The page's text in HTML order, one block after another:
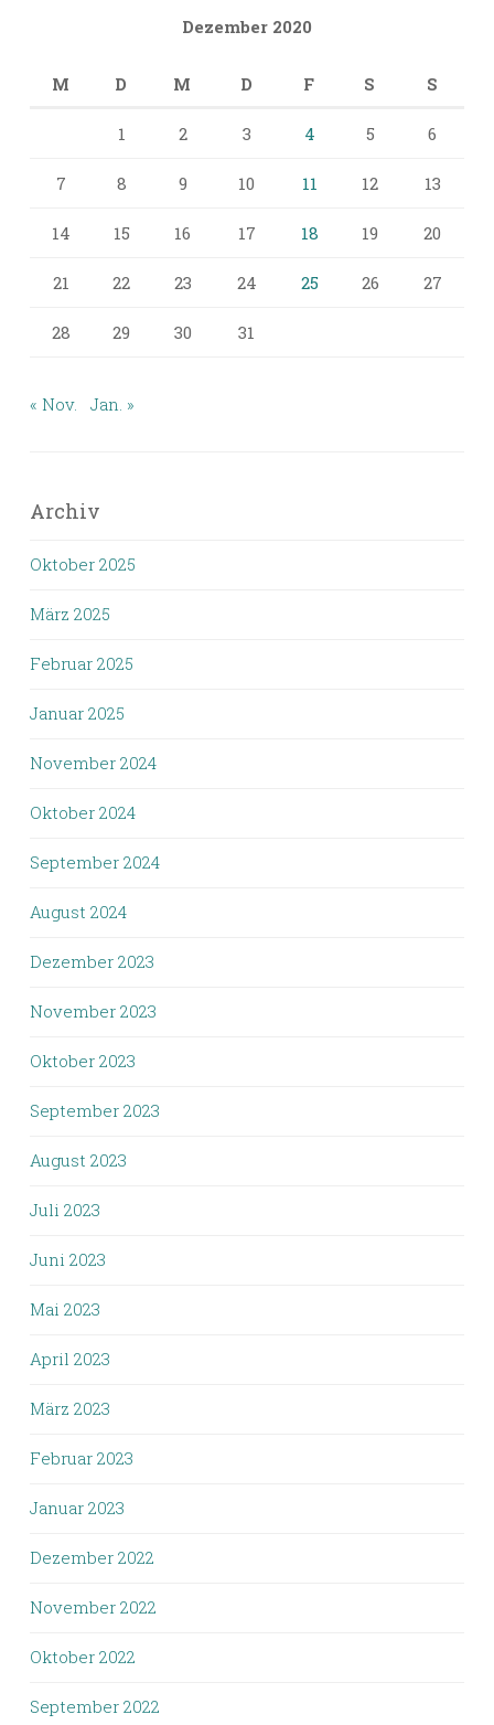
Dezember 2020
M D M D F S S
1 2 3 4 5 6
7 8 9 10 11 12 13
14 15 16 17 18 19 20
21 22 23 24 25 26 27
28 29 30 31
« Nov. Jan. »
Archiv
Oktober 2025
März 2025
Februar 2025
Januar 2025
November 2024
Oktober 2024
September 2024
August 2024
Dezember 2023
November 2023
Oktober 2023
September 2023
August 2023
Juli 2023
Juni 2023
Mai 2023
April 2023
März 2023
Februar 2023
Januar 2023
Dezember 2022
November 2022
Oktober 2022
September 2022